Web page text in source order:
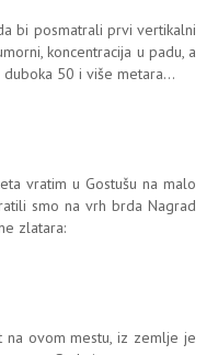
bi posmatrali prvi vertikalni
koncentracija u padu, a
50 i više metara...
vratim u Gostušu na malo
smo na vrh brda Nagrad
zlatara:
ovom mestu, iz zemlje je